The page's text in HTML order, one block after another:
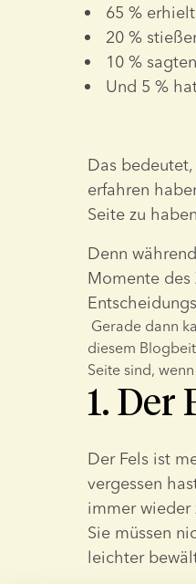
65 %
20 %
10 %
Und 5 %
Das
erfahren
Seite zu
Denn
Momente des
diesem
Seite sind,
1. Der
Der Fels ist
vergessen
immer wieder
Sie müssen
leichter